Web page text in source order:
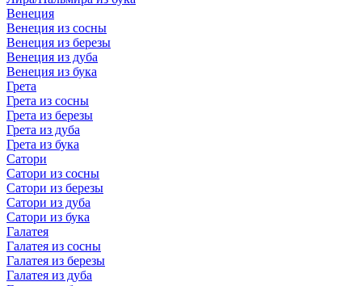
Венеция
Венеция из сосны
Венеция из березы
Венеция из дуба
Венеция из бука
Грета
Грета из сосны
Грета из березы
Грета из дуба
Грета из бука
Сатори
Сатори из сосны
Сатори из березы
Сатори из дуба
Сатори из бука
Галатея
Галатея из сосны
Галатея из березы
Галатея из дуба